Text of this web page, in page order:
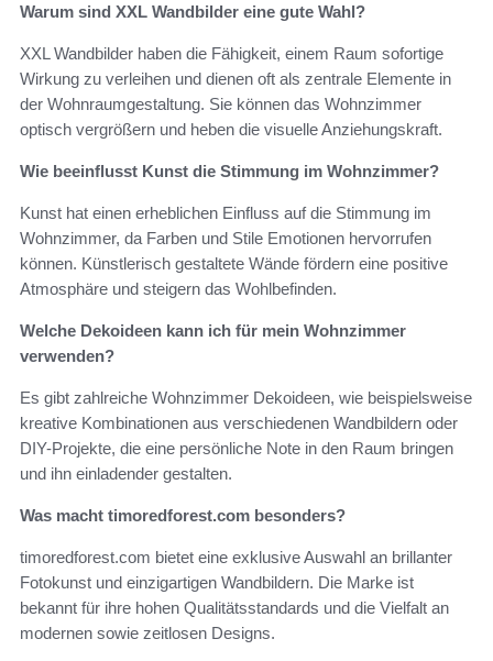
Warum sind XXL Wandbilder eine gute Wahl?
XXL Wandbilder haben die Fähigkeit, einem Raum sofortige
Wirkung zu verleihen und dienen oft als zentrale Elemente in
der Wohnraumgestaltung. Sie können das Wohnzimmer
optisch vergrößern und heben die visuelle Anziehungskraft.
Wie beeinflusst Kunst die Stimmung im Wohnzimmer?
Kunst hat einen erheblichen Einfluss auf die Stimmung im
Wohnzimmer, da Farben und Stile Emotionen hervorrufen
können. Künstlerisch gestaltete Wände fördern eine positive
Atmosphäre und steigern das Wohlbefinden.
Welche Dekoideen kann ich für mein Wohnzimmer
verwenden?
Es gibt zahlreiche Wohnzimmer Dekoideen, wie beispielsweise
kreative Kombinationen aus verschiedenen Wandbildern oder
DIY-Projekte, die eine persönliche Note in den Raum bringen
und ihn einladender gestalten.
Was macht timoredforest.com besonders?
timoredforest.com bietet eine exklusive Auswahl an brillanter
Fotokunst und einzigartigen Wandbildern. Die Marke ist
bekannt für ihre hohen Qualitätsstandards und die Vielfalt an
modernen sowie zeitlosen Designs.